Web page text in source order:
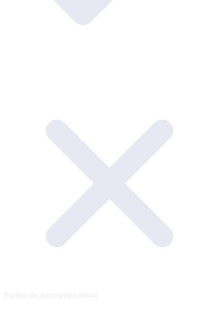
Escáner de documentos nativo